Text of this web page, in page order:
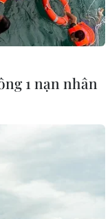
biến là gọi
1 nạn nhân